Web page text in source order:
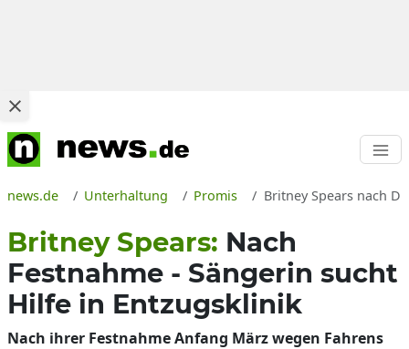
news.de Unterhaltung Promis Britney Spears nach
Britney Spears: Nach
Festnahme - Sängerin sucht
Hilfe in Entzugsklinik
Nach ihrer Festnahme Anfang März wegen Fahrens